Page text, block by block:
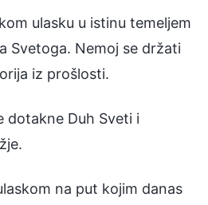
ulasku u istinu temeljem
Svetoga. Nemoj se držati
iz prošlosti.
dotakne Duh Sveti i
na put kojim danas